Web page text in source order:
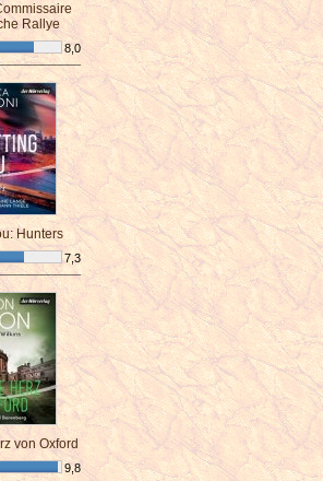
Rallye
8,0
Hunters
7,3
von Oxford
9,8